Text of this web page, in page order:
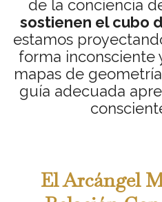
de la conciencia
sostienen el cubo
estamos
forma inconsciente
mapas de
guía adecuada
El Arcángel